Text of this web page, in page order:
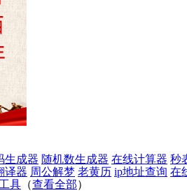
生成器 随机数生成器 在线计算器 秒
译器 周公解梦 老黄历 ip地址查询 在
具 （查看全部）